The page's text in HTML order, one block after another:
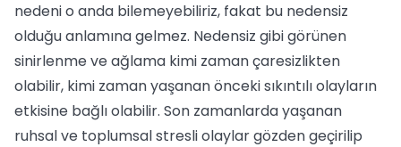
nedeni o anda bilemeyebiliriz, fakat bu nedensiz
olduğu anlamına gelmez. Nedensiz gibi görünen
sinirlenme ve ağlama kimi zaman çaresizlikten
olabilir, kimi zaman yaşanan önceki sıkıntılı olayların
etkisine bağlı olabilir. Son zamanlarda yaşanan
ruhsal ve toplumsal stresli olaylar gözden geçirilip